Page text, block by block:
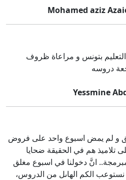
Mohamed aziz
التعليم بتونس و مراعاة ظروف
دروسه
Yessmine
و لم يمض اسبوع واحد على فروض
تلاميذ هم في الحقيقة ضحايا
انَّ دخولنا في اسبوع مغلق
نستوعب الكم الهاىل من الدروس،